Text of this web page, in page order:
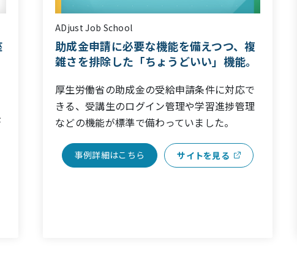
火燵の動画マーケティングスクール
スモールスタートで、BtoBへの戦略転
換も柔軟に。動画のプロが選んだeラー
個人向けの動画講座販売から、法人向けのク
ローズドな提供へと、システムを買い換える
事例詳細はこちら サイトを見る